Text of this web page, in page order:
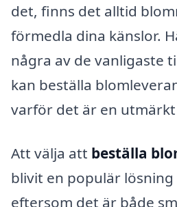
det, finns det alltid
förmedla dina känslor.
några av de vanligaste
kan beställa
varför det är en utmärkt
Att välja att beställa
blivit en populär
eftersom det är både